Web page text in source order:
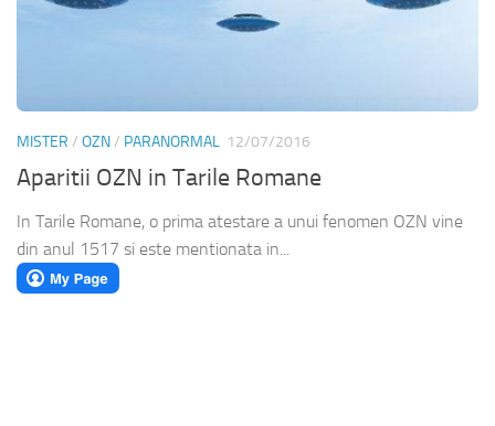
MISTER / OZN/ PARANORMAL 12/07/2016
Aparitii OZN in Tarile Romane
In Tarile Romane, o prima atestare a unui fenomen OZN vine
din anul 1517 si este mentionata in...